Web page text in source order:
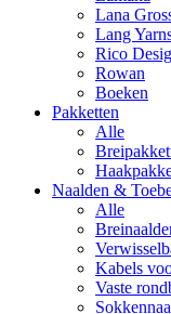
Lana
Lang
Rico
Rowan
Boeken
Pakketten
Alle
Naalden &
Alle
Kabels
Vaste